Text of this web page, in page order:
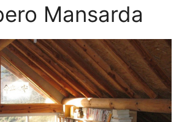
Mansarda